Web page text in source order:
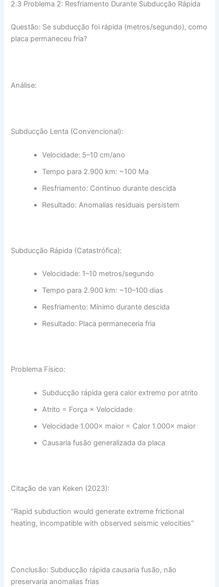
2.3 Problema 2: Resfriamento Durante Subducção Rápida
Questão: Se subducção foi rápida (metros/segundo), como
placa permaneceu fria?
Análise:
Subducção Lenta (Convencional):
Velocidade: 5–10 cm/ano
Tempo para 2.900 km: ~100 Ma
Resfriamento: Contínuo durante descida
Resultado: Anomalias residuais persistem
Subducção Rápida (Catastrófica):
Velocidade: 1–10 metros/segundo
Tempo para 2.900 km: ~10–100 dias
Resfriamento: Mínimo durante descida
Resultado: Placa permaneceria fria
Problema Físico:
Subducção rápida gera calor extremo por atrito
Atrito = Força × Velocidade
Velocidade 1.000× maior = Calor 1.000× maior
Causaria fusão generalizada da placa
Citação de van Keken (2023):
“Rapid subduction would generate extreme frictional
heating, incompatible with observed seismic velocities”
Conclusão: Subducção rápida causaria fusão, não
preservaria anomalias frias